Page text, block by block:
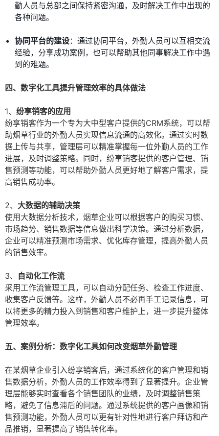
勤人员与总部之间保持紧密沟通，及时解决工作中出现的
各种问题。
协同平台的建设：通过协同平台，外勤人员可以互相交流
经验，分享成功案例，也可以帮助其他同事解决工作中遇
到的难题。
四、数字化工具提升管理效率的具体做法
1、 纷享销客的应用
纷享销客作为一个专为大中型客户提供的CRM系统，可以帮
助烟草行业的外勤人员实现信息流通的高效化。通过实时数
据上传与共享，管理层可以精准掌握每一位外勤人员的工作
进展，及时调整策略。同时，纷享销客提供的客户管理、销
售预测等功能，可以帮助外勤人员更好地了解客户需求，提
高销售成功率。
2、 大数据的辅助决策
使用大数据分析技术，烟草企业可以根据客户的购买习惯、
市场趋势、销售数据等信息做出科学决策。通过分析数据，
企业可以精准预测市场需求、优化库存管理，提高外勤人员
的销售效率。
3、 自动化工作流
采用工作流管理工具，可以自动分配任务、检查工作进度、
收集客户反馈等。这样，外勤人员不必再手工记录信息，可
以将更多的精力投入到销售和客户维护上，进一步提升整体
管理效率。
五、案例分析：数字化工具如何改变烟草外勤管理
在某烟草企业引入纷享销客后，通过系统化的客户管理和销
售数据分析，外勤人员的工作效率得到了显著提升。企业管
理层能够实时查看各个销售团队的业绩，及时调整销售策
略，避免了信息滞后的问题。通过系统提供的客户画像和销
售预测功能，外勤人员可以更有针对性地进行客户拜访和产
品推销，显著提高了销售转化率。